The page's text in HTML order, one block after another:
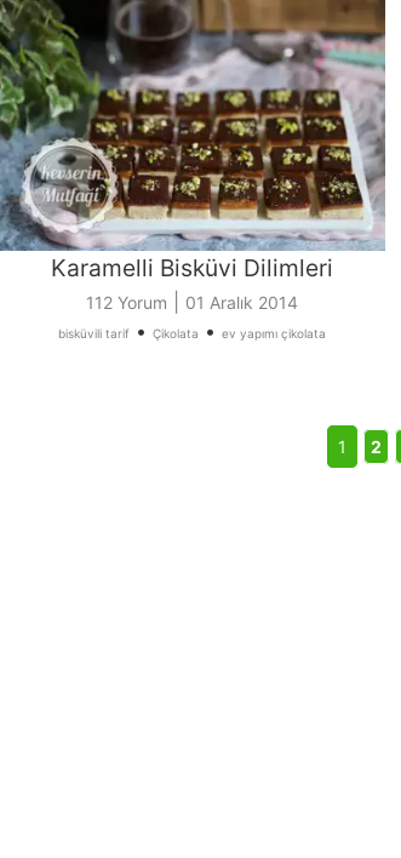
Karamelli Bisküvi Dilimleri
112 Yorum 01 Aralık 2014
bisküvili tarif• Çikolata • ev yapımı çikolata
1 2